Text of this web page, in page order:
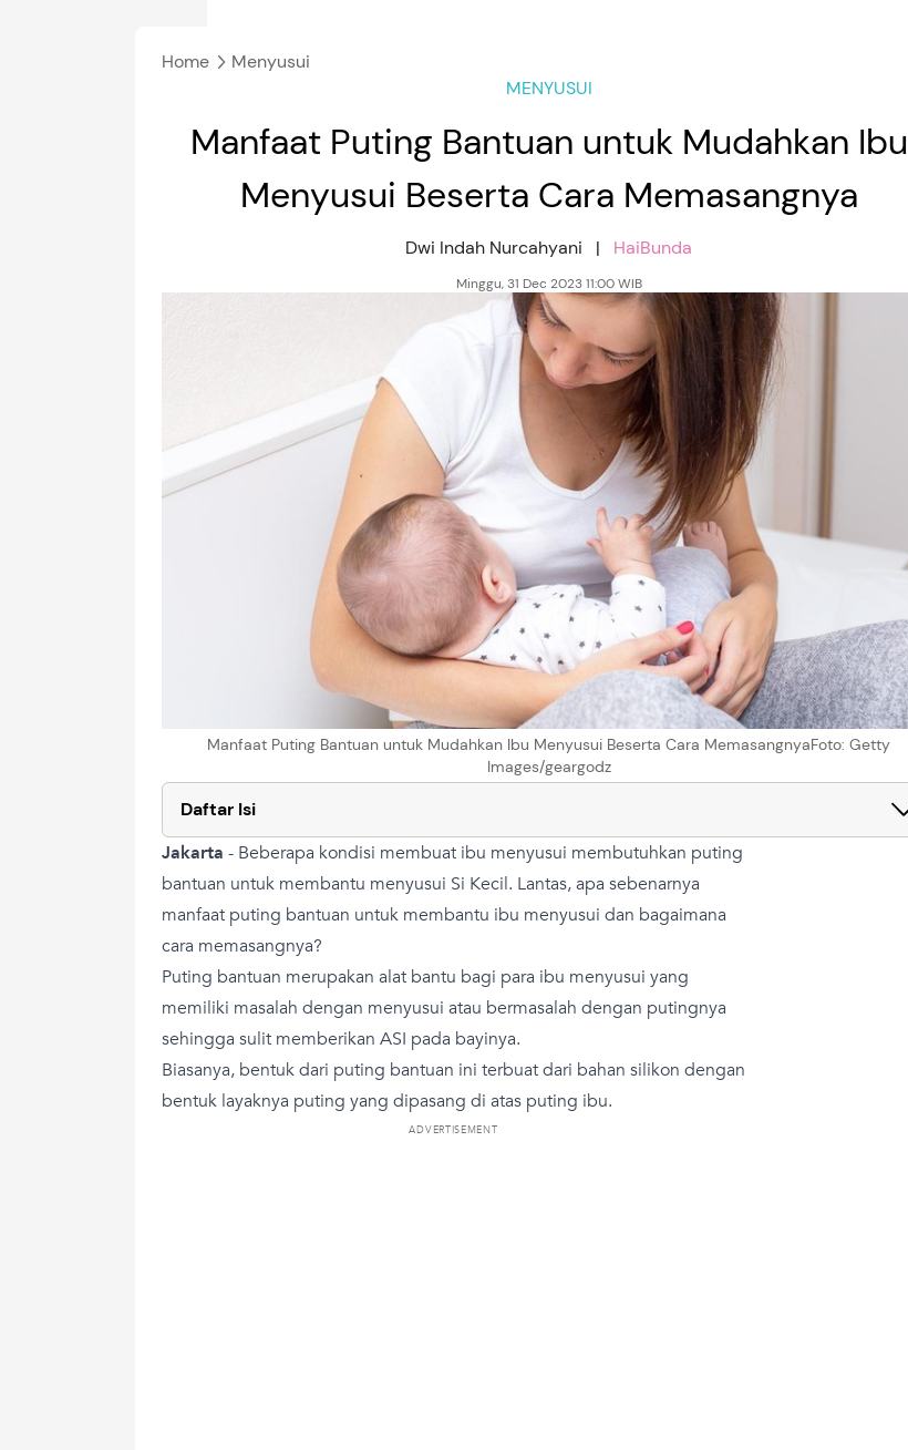
Home
Menyusui
MENYUSUI
Manfaat Puting Bantuan untuk Mudahkan Ibu
Menyusui Beserta Cara Memasangnya
Dwi Indah Nurcahyani | HaiBunda
Minggu, 31 Dec 2023 11:00 WIB
Manfaat Puting Bantuan untuk Mudahkan Ibu Menyusui Beserta Cara MemasangnyaFoto: Getty
Images/geargodz
Daftar Isi
Jakarta - Beberapa kondisi membuat ibu menyusui membutuhkan puting
bantuan untuk membantu menyusui Si Kecil. Lantas, apa sebenarnya
manfaat puting bantuan untuk membantu ibu menyusui dan bagaimana
cara memasangnya?
Puting bantuan merupakan alat bantu bagi para ibu menyusui yang
memiliki masalah dengan menyusui atau bermasalah dengan putingnya
sehingga sulit memberikan ASI pada bayinya.
Biasanya, bentuk dari puting bantuan ini terbuat dari bahan silikon dengan
bentuk layaknya puting yang dipasang di atas puting ibu.
ADVERTISEMENT